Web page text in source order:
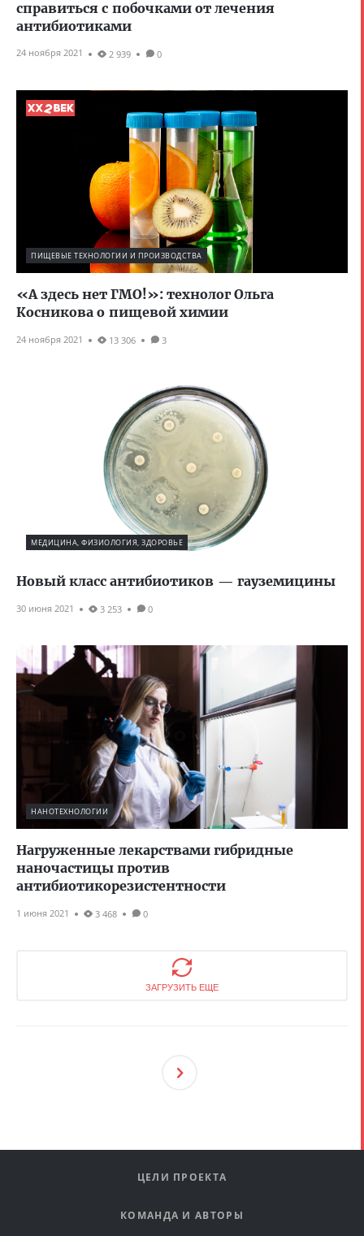
справиться с побочками от лечения
антибиотиками
24 ноября 2021 2 939 0
ПИЩЕВЫЕ ТЕХНОЛОГИИ И ПРОИЗВОДСТВА
«А здесь нет ГМО!»: технолог Ольга
Косникова о пищевой химии
24 ноября 2021 13 306 3
МЕДИЦИНА, ФИЗИОЛОГИЯ, ЗДОРОВЬЕ
Новый класс антибиотиков — гауземицины
30 июня 2021 3 253 0
НАНОТЕХНОЛОГИИ
Нагруженные лекарствами гибридные
наночастицы против
антибиотикорезистентности
1 июня 2021 3 468 0
ЗАГРУЗИТЬ ЕЩЕ
Ующ
ЦЕЛИ ПРОЕКТА
КОМАНДА И АВТОРЫ